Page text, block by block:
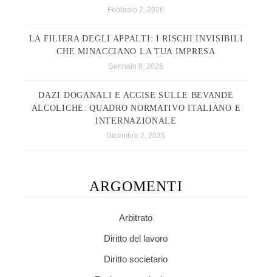
Febbraio 2, 2026
LA FILIERA DEGLI APPALTI: I RISCHI INVISIBILI
CHE MINACCIANO LA TUA IMPRESA
Gennaio 8, 2026
DAZI DOGANALI E ACCISE SULLE BEVANDE
ALCOLICHE: QUADRO NORMATIVO ITALIANO E
INTERNAZIONALE
Dicembre 2, 2025
ARGOMENTI
Arbitrato
Diritto del lavoro
Diritto societario